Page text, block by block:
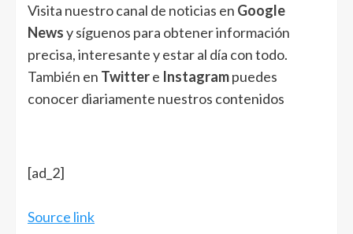
Visita nuestro canal de noticias en Google
Newsy síguenos para obtener información
precisa, interesante y estar al día con todo.
También en Twittere Instagrampuedes
conocer diariamente nuestros contenidos
[ad_2]
Source link